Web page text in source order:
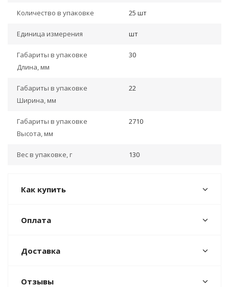
Количество в упаковке 25 шт
Единица измерения шт
Габариты в упаковке
Длина, мм
30
Габариты в упаковке
Ширина, мм
22
Габариты в упаковке
Высота, мм
2710
Вес в упаковке, г 130
Как купить
Оплата
Доставка
Отзывы